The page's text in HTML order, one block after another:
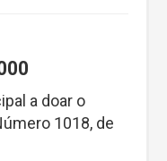
a doar o
1018, de